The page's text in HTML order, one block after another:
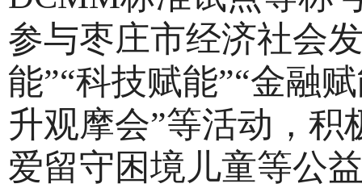
参与枣庄市经济社会
能”“科技赋能”“金融
升观摩会”等活动，积
爱留守困境儿童等公